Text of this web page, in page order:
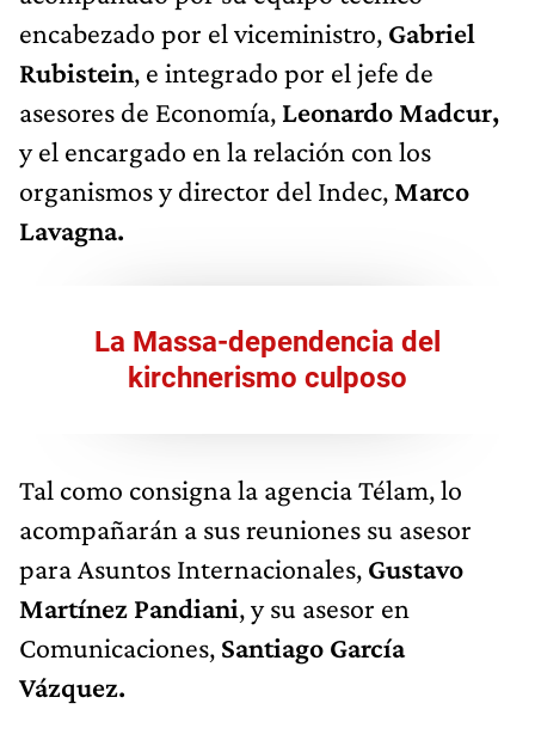
encabezado por el viceministro, Gabriel
Rubistein, e integrado por el jefe de
asesores de Economía, Leonardo Madcur,
y el encargado en la relación con los
organismos y director del Indec, Marco
Lavagna.
La Massa-dependencia del
kirchnerismo culposo
Tal como consigna la agencia Télam, lo
acompañarán a sus reuniones su asesor
para Asuntos Internacionales, Gustavo
Martínez Pandiani, y su asesor en
Comunicaciones, Santiago García
Vázquez.